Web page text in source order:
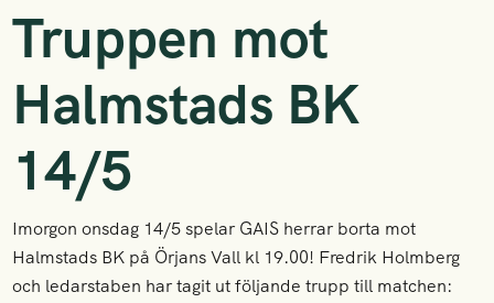
Truppen mot
Halmstads BK
14/5
Imorgon onsdag 14/5 spelar GAIS herrar borta mot
Halmstads BK på Örjans Vall kl 19.00! Fredrik Holmberg
och ledarstaben har tagit ut följande trupp till matchen: